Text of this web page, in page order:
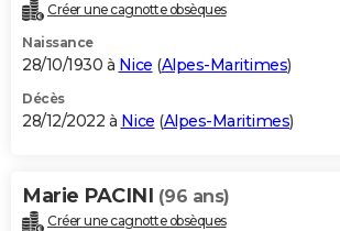
Créer une cagnotte obsèques
Naissance
28/10/1930 à Nice (Alpes-Maritimes)
Décès
28/12/2022 à Nice (Alpes-Maritimes)
Marie PACINI (96 ans)
Créer une cagnotte obsèques